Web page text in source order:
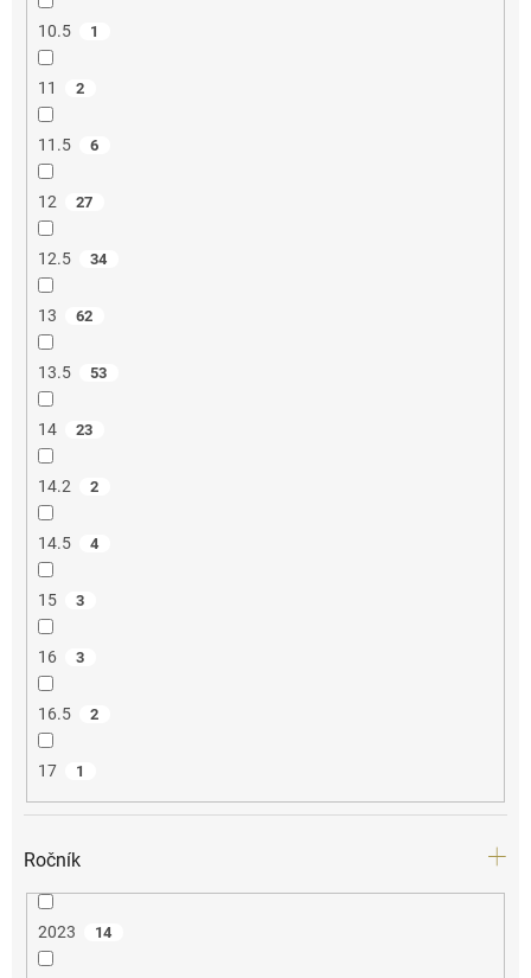
10.5 1
11 2
11.5 6
12 27
12.5 34
13 62
13.5 53
14 23
14.2 2
14.5 4
15 3
16 3
16.5 2
17 1
Ročník
2023 14